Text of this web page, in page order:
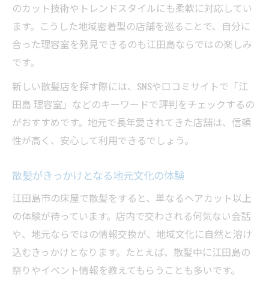
のカット技術やトレンドスタイルにも柔軟に対応してい
ます。こうした地域密着型の店舗を巡ることで、自分に
合った理容室を発見できるのも江田島ならではの楽しみ
です。
新しい散髪店を探す際には、SNSや口コミサイトで「江
田島 理容室」などのキーワードで評判をチェックするの
がおすすめです。地元で長年愛されてきた店舗は、信頼
性が高く、安心して利用できるでしょう。
散髪がきっかけとなる地元文化の体験
江田島市の床屋で散髪をすると、単なるヘアカット以上
の体験が待っています。店内で交わされる何気ない会話
や、地元ならではの情報交換が、地域文化に自然と溶け
込むきっかけとなります。たとえば、散髪中に江田島の
祭りやイベント情報を教えてもらうことも多いです。